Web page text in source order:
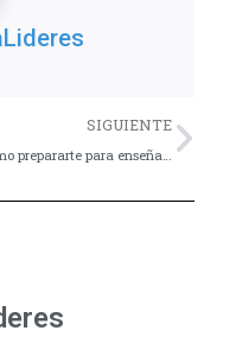
SIGUIENTE
Como prepararte para enseñar una lección